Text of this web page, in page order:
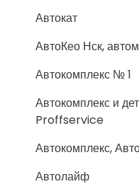
Автокат
АвтоКео Нск,
Автокомплекс № 1
Автокомплекс и
Proffservice
Автокомплекс,
Автолайф